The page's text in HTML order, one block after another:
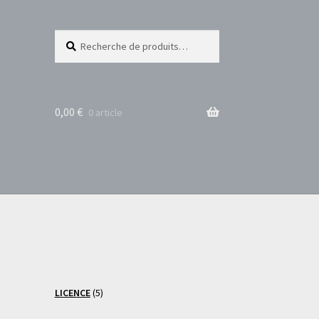
pour :
0,00 € 0 article
LICENCE 55